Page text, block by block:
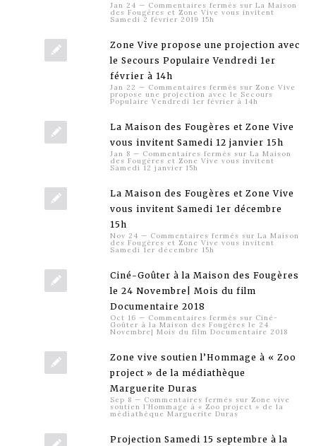
Jan 24 — Commentaires fermés sur La Maison
des Fougères et Zone Vive vous invitent
Samedi 2 février 2019 15h
Zone Vive propose une projection avec
le Secours Populaire Vendredi 1er
février à 14h
Jan 22 — Commentaires fermés sur Zone Vive
propose une projection avec le Secours
Populaire Vendredi 1er février à 14h
La Maison des Fougères et Zone Vive
vous invitent Samedi 12 janvier 15h
Jan 8 — Commentaires fermés sur La Maison
des Fougères et Zone Vive vous invitent
Samedi 12 janvier 15h
La Maison des Fougères et Zone Vive
vous invitent Samedi 1er décembre
15h
Nov 24 — Commentaires fermés sur La Maison
des Fougères et Zone Vive vous invitent
Samedi 1er décembre 15h
Ciné-Goûter à la Maison des Fougères
le 24 Novembre| Mois du film
Documentaire 2018
Oct 16 — Commentaires fermés sur Ciné-
Goûter à la Maison des Fougères le 24
Novembre| Mois du film Documentaire 2018
Zone vive soutien l’Hommage à « Zoo
project » de la médiathèque
Marguerite Duras
Sep 8 — Commentaires fermés sur Zone vive
soutien l’Hommage à « Zoo project » de la
médiathèque Marguerite Duras
Projection Samedi 15 septembre à la